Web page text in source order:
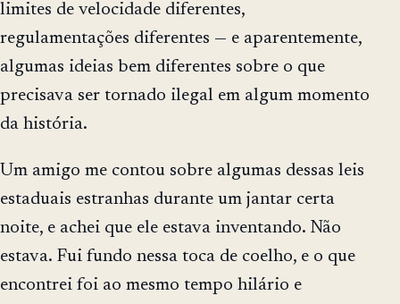
limites de velocidade diferentes,
regulamentações diferentes — e aparentemente,
algumas ideias bem diferentes sobre o que
precisava ser tornado ilegal em algum momento
da história.
Um amigo me contou sobre algumas dessas leis
estaduais estranhas durante um jantar certa
noite, e achei que ele estava inventando. Não
estava. Fui fundo nessa toca de coelho, e o que
encontrei foi ao mesmo tempo hilário e